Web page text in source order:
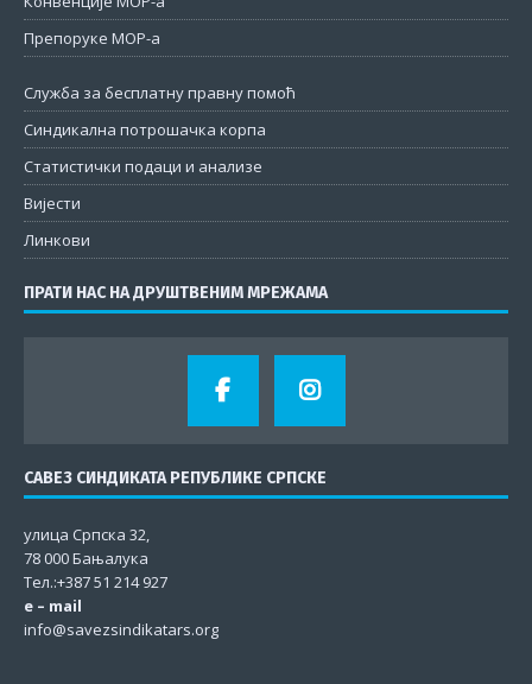
Препоруке МОР-а
Служба за бесплатну правну помоћ
Синдикална потрошачка корпа
Статистички подаци и анализе
Вијести
Линкови
ПРАТИ НАС НА ДРУШТВЕНИМ МРЕЖАМА
САВЕЗ СИНДИКАТА РЕПУБЛИКЕ СРПСКЕ
улица Српска 32,
78 000 Бањалука
Тел.:+387 51 214 927
e – mail
info@savezsindikatars.org